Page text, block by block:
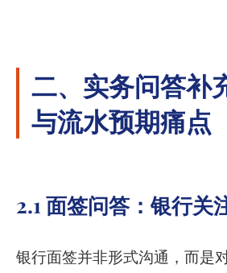
二、实务问答补
与流水预期痛点
2.1 面签问答：银行关
银行面签并非形式沟通，而是